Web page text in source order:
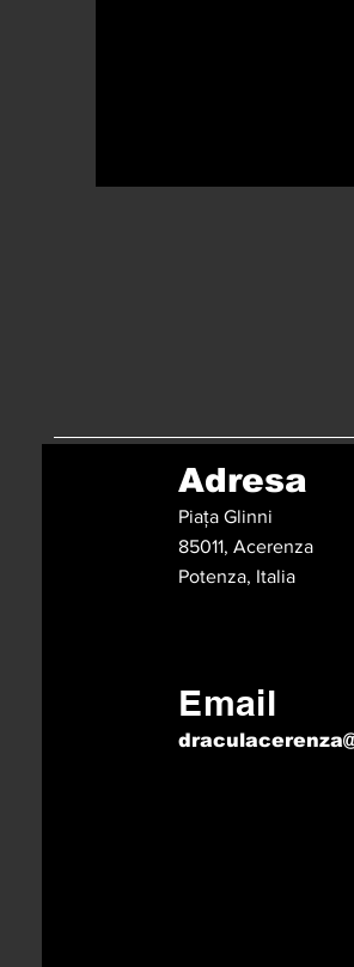
Adresa
Piața Glinni
85011, Acerenza
Potenza, Italia
Email